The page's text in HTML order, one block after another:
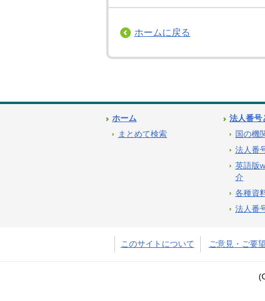
ホームに戻る
ホーム
まとめて検索
法人番号
国の機
法人番
英語版
介
各種資
法人番
このサイトについて ご意見・ご要望